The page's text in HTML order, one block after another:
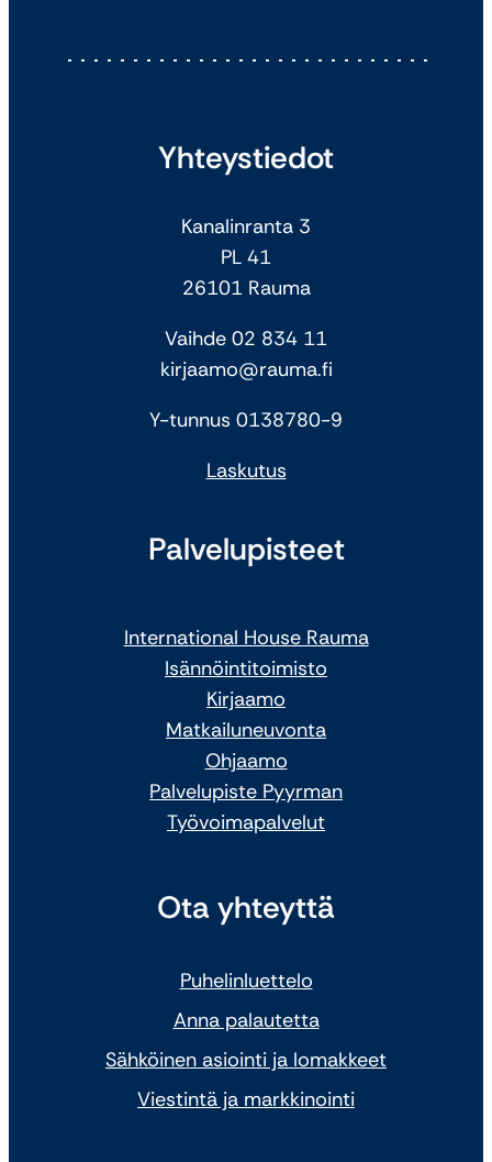
Yhteystiedot
Kanalinranta 3
PL 41
26101 Rauma
Vaihde 02 834 11
kirjaamo@rauma.fi
Y-tunnus 0138780-9
Laskutus
Palvelupisteet
International House Rauma
Isännöintitoimisto
Kirjaamo
Matkailuneuvonta
Ohjaamo
Palvelupiste Pyyrman
Työvoimapalvelut
Ota yhteyttä
Puhelinluettelo
Anna palautetta
Sähköinen asiointi ja lomakkeet
Viestintä ja markkinointi